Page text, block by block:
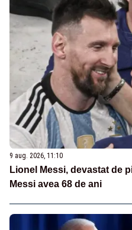
9 aug. 2026, 11:10
Lionel Messi, devastat de
Messi avea 68 de ani